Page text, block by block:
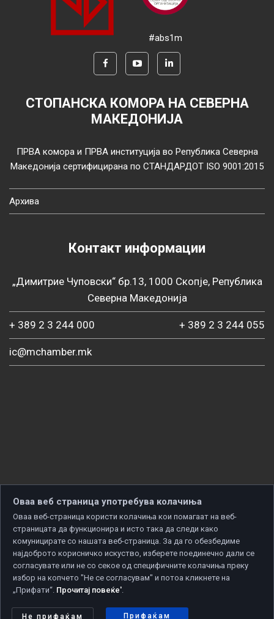
#abs1m
СТОПАНСКА КОМОРА НА СЕВЕРНА
МАКЕДОНИЈА
ПРВА комора и ПРВА институција во Република Северна
Македонија сертифицирана по СТАНДАРДОТ ISO 9001:2015
Архива
Контакт информации
„Димитрие Чуповски“ бр.13, 1000 Скопје, Република
Северна Македонија
+ 389 2 3 244 000 + 389 2 3 244 055
ic@mchamber.mk
Copyright © 2026 Developed by
Политика за приватност | Политика за колачиња
Оваа веб страница употребува колачиња
Оваа веб-страница користи колачиња кои помагаат на веб-
страницата да функционира и исто така да следи како
комуницирате со нашата веб-страница. За да го обезбедиме
најдоброто корисничко искуство, изберете поединечно дали се
согласувате или не со секое од специфичните колачиња преку
избор на копчето "Не се согласувам" и потоа кликнете на
„Прифати“. Прочитај повеќе'.
Не прифаќам Прифаќам